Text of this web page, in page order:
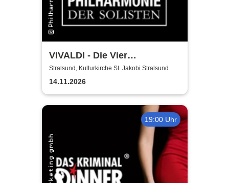
VIVALDI - Die Vier
Jahreszeiten | Philharmonie
der Solisten | Vladik Otaryan
Stralsund, Kulturkirche St. Jakobi Stralsund
14.11.2026
19:00 Uhr